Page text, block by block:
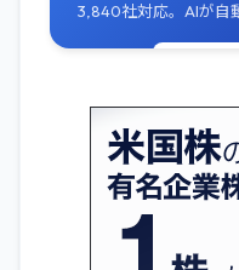
3,840社対応。AIが自